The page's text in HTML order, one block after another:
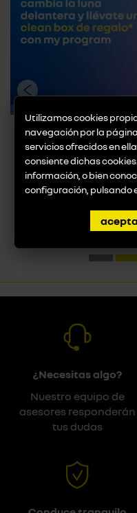
Promoción
Cámbiala y llévate
program ¿Sabías
Utilizamos cookies
navegación por la
servicios ofrecidos en
consiente dichas
información, o bien
configuración, pulsando
¿Necesitas algo?
Nuestro equipo de
asesores responderán
tus dudas